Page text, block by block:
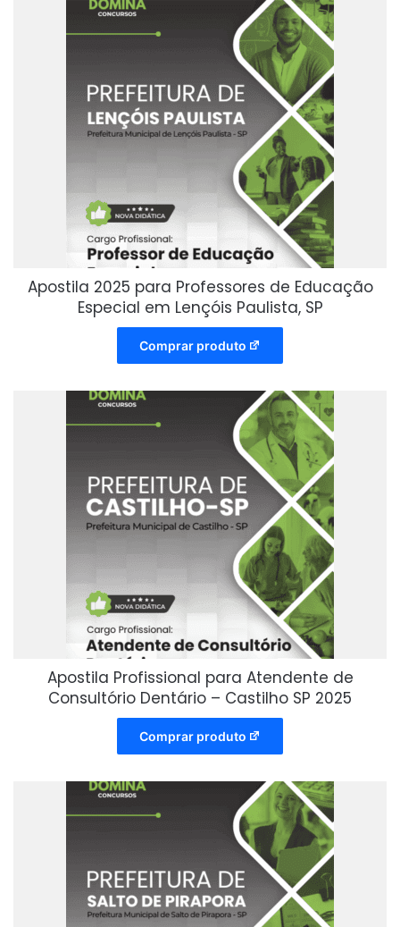
Apostila 2025 para Professores de Educação
Especial em Lençóis Paulista, SP
Comprar produto
Apostila Profissional para Atendente de
Consultório Dentário – Castilho SP 2025
Comprar produto